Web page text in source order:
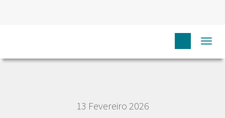
ANUNCIO 1
13 Fevereiro 2026